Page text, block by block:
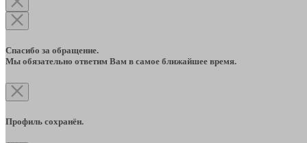
Спасибо за обращение.
Мы обязательно ответим Вам в самое ближайшее время.
Профиль сохранён.